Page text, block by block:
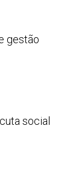
gestão
social